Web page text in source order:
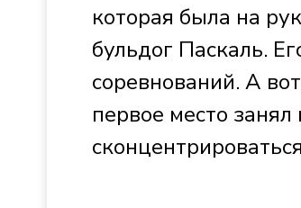
которая была на
бульдог Паскаль.
соревнований. А
первое место